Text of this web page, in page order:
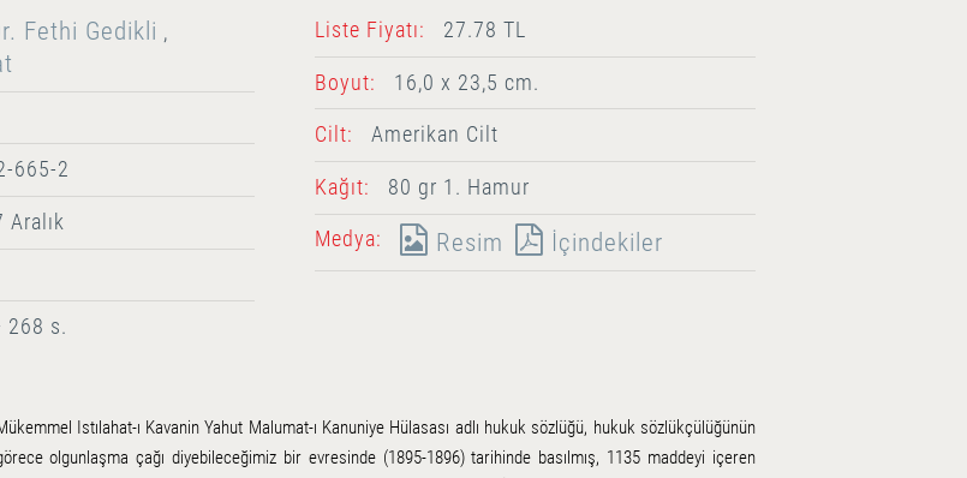
Fethi Gedikli ,
665-2
Aralık
268 s.
Liste Fiyatı: 27.78 TL
Boyut: 16,0 x 23,5 cm.
Cilt: Amerikan Cilt
Kağıt: 80 gr 1. Hamur
Medya: Resim İçindekiler
Istılahat-ı Kavanin Yahut Malumat-ı Kanuniye Hülasası adlı hukuk sözlüğü, hukuk sözlükçülüğünün
olgunlaşma çağı diyebileceğimiz bir evresinde (1895-1896) tarihinde basılmış, 1135 maddeyi içeren